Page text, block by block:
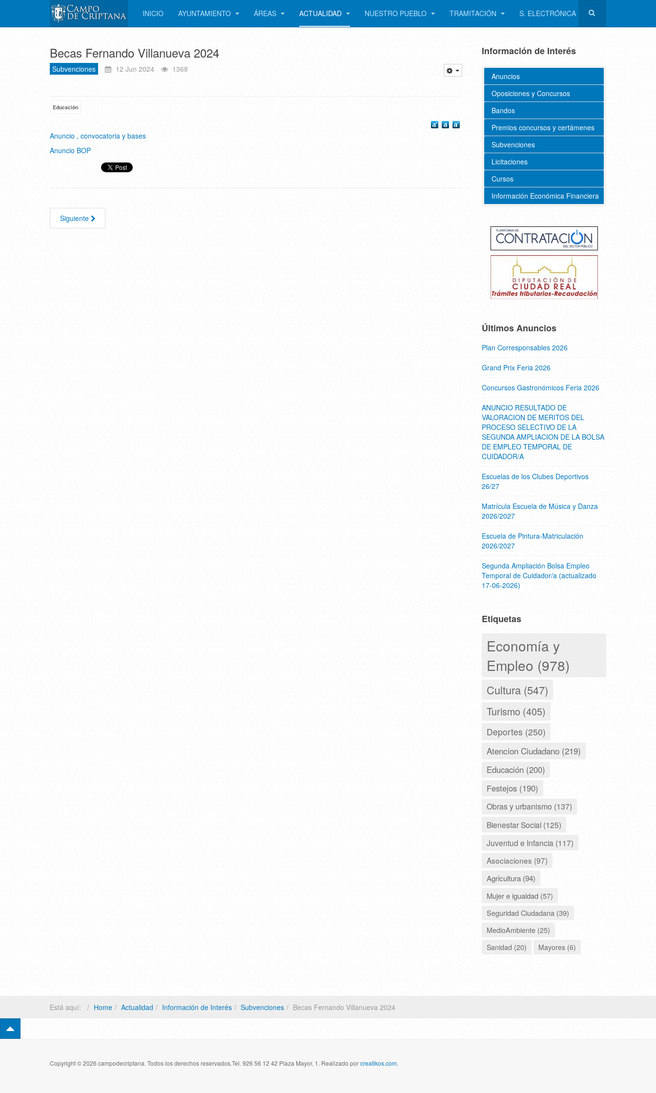
INICIO AYUNTAMIENTO ÁREAS ACTUALIDAD NUESTRO PUEBLO TRAMITACIÓN S. ELECTRÓNICA
Becas Fernando Villanueva 2024
Subvenciones 12 Jun 2024 1368
Educación
Anuncio , convocatoria y bases
Anuncio BOP
Siguiente
Información de Interés
Anuncios
Oposiciones y Concursos
Bandos
Premios concursos y certámenes
Subvenciones
Licitaciones
Cursos
Información Económica Financiera
Últimos Anuncios
Plan Corresponsables 2026
Grand Prix Feria 2026
Concursos Gastronómicos Feria 2026
ANUNCIO RESULTADO DE
VALORACION DE MERITOS DEL
PROCESO SELECTIVO DE LA
SEGUNDA AMPLIACION DE LA BOLSA
DE EMPLEO TEMPORAL DE
CUIDADOR/A
Escuelas de los Clubes Deportivos
26/27
Matrícula Escuela de Música y Danza
2026/2027
Escuela de Pintura-Matriculación
2026/2027
Segunda Ampliación Bolsa Empleo
Temporal de Cuidador/a (actualizado
17-06-2026)
Etiquetas
Economía y
Empleo (978)
Cultura (547)
Turismo (405)
Deportes (250)
Atencion Ciudadano (219)
Educación (200)
Festejos (190)
Obras y urbanismo (137)
Bienestar Social (125)
Juventud e Infancia (117)
Asociaciones (97)
Agricultura (94)
Mujer e igualdad (57)
Seguridad Ciudadana (39)
MedioAmbiente (25)
Sanidad (20)
Mayores (6)
Está aquí: Home Actualidad Información de Interés Subvenciones Becas Fernando Villanueva 2024
Copyright © 2026 campodecriptana. Todos los derechos reservados.Tel. 926 56 12 42 Plaza Mayor, 1. Realizado porcreatikos.com.